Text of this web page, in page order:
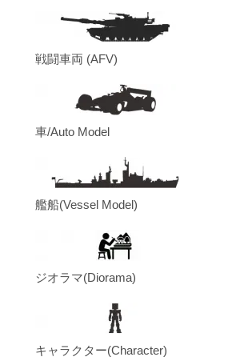
戦闘車両 (AFV)
車/Auto Model
艦船(Vessel Model)
ジオラマ(Diorama)
キャラクター(Character)